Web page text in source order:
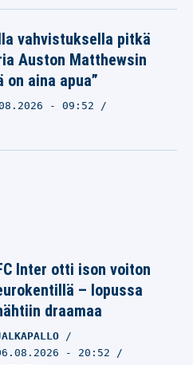
vahvistuksella pitkä
Auston Matthewsin
on aina apua”
- 09:52
Inter otti ison voiton
– lopussa
draamaa
- 20:52